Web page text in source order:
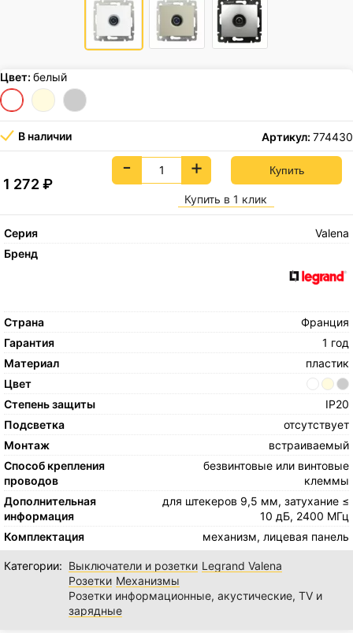
Цвет: белый
В наличии Артикул: 774430
1 272₽
- +
Купить в 1 клик
Серия
Valena
Бренд
Страна
Франция
Гарантия
1 год
Материал
пластик
Цвет
Степень защиты
IP20
Подсветка
отсутствует
Монтаж
встраиваемый
Способ крепления
проводов
безвинтовые или винтовые
клеммы
Дополнительная
информация
для штекеров 9,5 мм, затухание ≤
10 дБ, 2400 МГц
Комплектация
механизм, лицевая панель
Категории: Выключатели и розетки Legrand Valena
Розетки Механизмы
Розетки информационные, акустические, TV и
зарядные